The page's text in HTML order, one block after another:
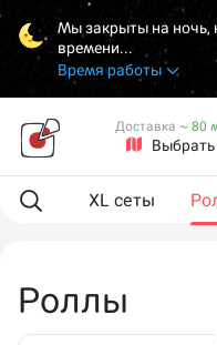
Мы закрыты на ночь,
времени...
Время работы
Выбрать
Доставка ~ 80
еда XL сеты
Роллы